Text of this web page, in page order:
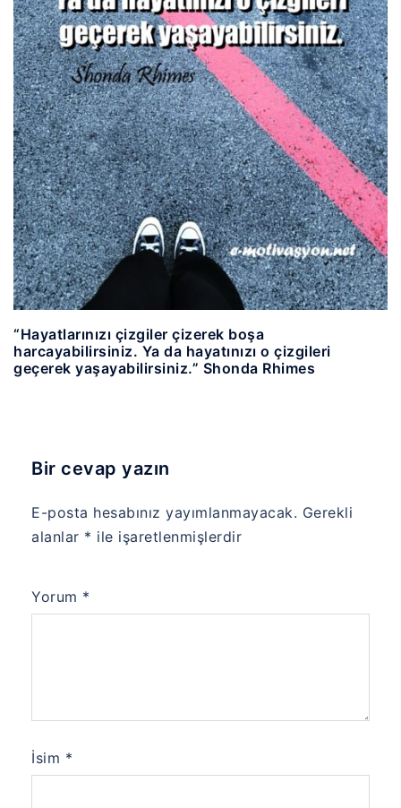
“Hayatlarınızı çizgiler çizerek boşa
harcayabilirsiniz. Ya da hayatınızı o çizgileri
geçerek yaşayabilirsiniz.” Shonda Rhimes
Bir cevap yazın
E-posta hesabınız yayımlanmayacak. Gerekli
alanlar * ile işaretlenmişlerdir
Yorum *
İsim *